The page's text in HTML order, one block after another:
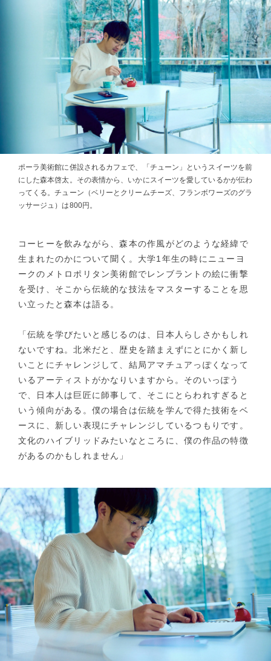
ポーラ美術館に併設されるカフェで、「チューン」というスイーツを前
にした森本啓太。その表情から、いかにスイーツを愛しているかが伝わ
ってくる。チューン（ベリーとクリームチーズ、フランボワーズのグラ
ッサージュ）は800円。
コーヒーを飲みながら、森本の作風がどのような経緯で
生まれたのかについて聞く。大学1年生の時にニューヨ
ークのメトロポリタン美術館でレンブラントの絵に衝撃
を受け、そこから伝統的な技法をマスターすることを思
い立ったと森本は語る。
「伝統を学びたいと感じるのは、日本人らしさかもしれ
ないですね。北米だと、歴史を踏まえずにとにかく新し
いことにチャレンジして、結局アマチュアっぽくなって
いるアーティストがかなりいますから。そのいっぽう
で、日本人は巨匠に師事して、そこにとらわれすぎると
いう傾向がある。僕の場合は伝統を学んで得た技術をベ
ースに、新しい表現にチャレンジしているつもりです。
文化のハイブリッドみたいなところに、僕の作品の特徴
があるのかもしれません」